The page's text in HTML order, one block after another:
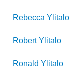
Rebecca Ylitalo
Robert Ylitalo
Ronald Ylitalo